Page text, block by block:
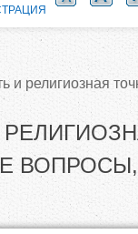
религиозная